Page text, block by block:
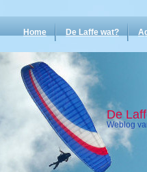
Home De Laffe wat?
De
Weblog